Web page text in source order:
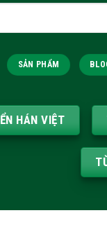
SẢN PHẨM
HÁN VIỆT